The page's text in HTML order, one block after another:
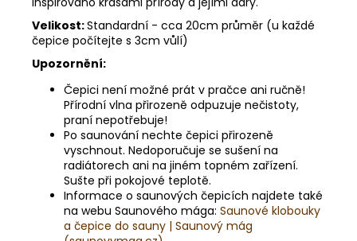
Velikost:Standardní - cca 20cm průměr (u každé
čepice počítejte s 3cm vůlí)
Upozornění:
Čepici není možné prát v pračce ani ručně!
Přírodní vlna přirozeně odpuzuje nečistoty,
praní nepotřebuje!
Po saunování nechte čepici přirozeně
vyschnout. Nedoporučuje se sušení na
radiátorech ani na jiném topném zařízení.
Sušte při pokojové teplotě.
Informace o saunových čepicích najdete také
na webu Saunového mága: Saunové klobouky
a čepice do sauny | Saunový mág